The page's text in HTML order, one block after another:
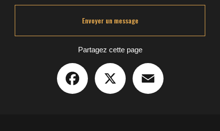
Envoyer un message
Partagez cette page
Facebook